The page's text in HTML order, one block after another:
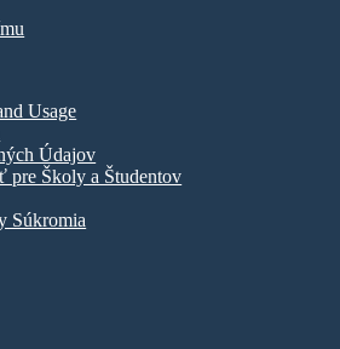
Usage
Údajov
pre Školy a Študentov
Súkromia